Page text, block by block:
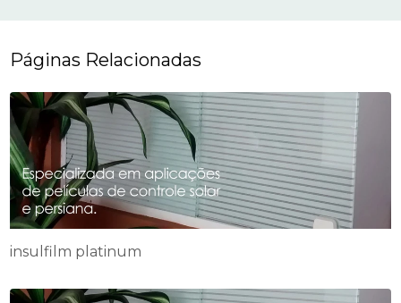
Páginas Relacionadas
insulfilm platinum